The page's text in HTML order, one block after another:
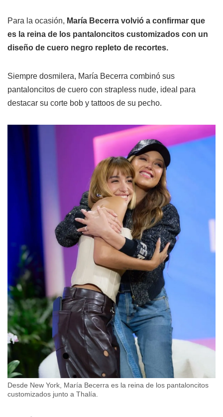
Para la ocasión, María Becerra volvió a confirmar que
es la reina de los pantaloncitos customizados con un
diseño de cuero negro repleto de recortes.
Siempre dosmilera, María Becerra combinó sus
pantaloncitos de cuero con strapless nude, ideal para
destacar su corte bob y tattoos de su pecho.
Desde New York, María Becerra es la reina de los pantaloncitos
customizados junto a Thalía.